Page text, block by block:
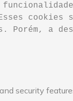
cookies
Porém, a
security